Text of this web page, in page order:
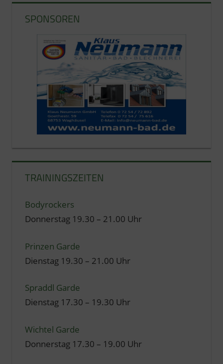
SPONSOREN
TRAININGSZEITEN
Bodyrockers
Donnerstag 19.30 – 21.00 Uhr
Prinzen Garde
Dienstag 19.30 – 21.00 Uhr
Spraddl Garde
Dienstag 17.30 – 19.30 Uhr
Wichtel Garde
Donnerstag 17.30 – 19.00 Uhr